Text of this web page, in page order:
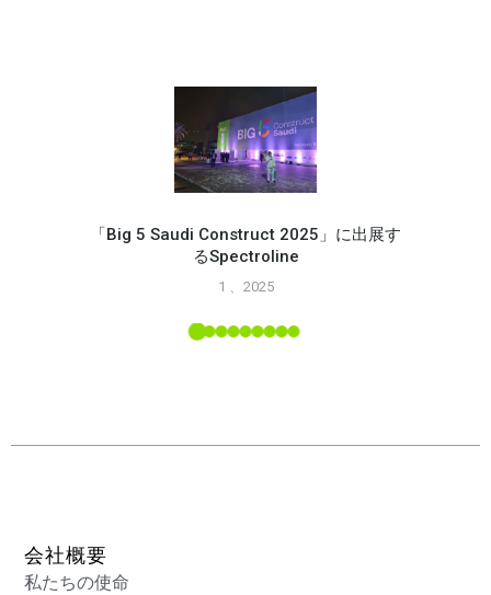
「Big 5 Saudi Construct 2025」に出展す
るSpectroline
1 、2025
会社概要
私たちの使命